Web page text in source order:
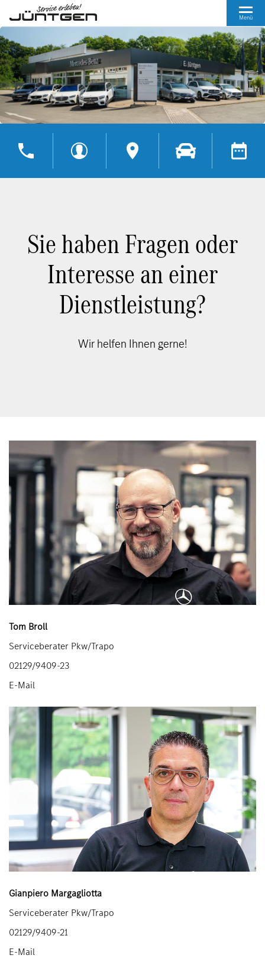
Menü
Sie haben Fragen oder
Interesse an einer
Dienstleistung?
Wir helfen Ihnen gerne!
Tom Broll
Serviceberater Pkw/Trapo
02129/9409-23
E-Mail
Gianpiero Margagliotta
Serviceberater Pkw/Trapo
02129/9409-21
E-Mail